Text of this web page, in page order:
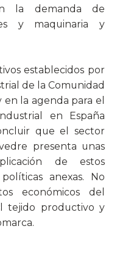
la demanda de
y maquinaria y
establecidos por
de la Comunidad
en la agenda para el
en España
que el sector
presenta unas
de estos
anexas. No
económicos del
tejido productivo y